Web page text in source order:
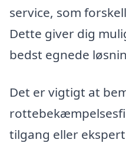
service, som
Dette giver dig
bedst egnede
Det er vigtigt at
tilgang eller